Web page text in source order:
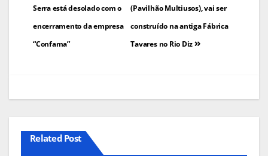
artigos
(Pavilhão Multiusos), vai ser
construído na antiga Fábrica
Tavares no Rio Diz
Serra está desolado com o
encerramento da empresa
“Confama”
Related Post